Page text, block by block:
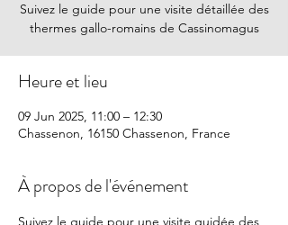
Suivez le guide pour une visite détaillée des
thermes gallo-romains de Cassinomagus
Heure et lieu
09 Jun 2025, 11:00 – 12:30
Chassenon, 16150 Chassenon, France
À propos de l'événement
Suivez le guide pour une visite guidée des